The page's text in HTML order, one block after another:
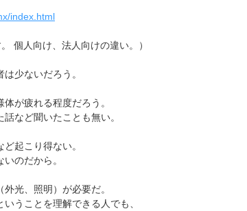
index.html
個人向け、法人向けの違い。）
少ないだろう。
が疲れる程度だろう。
など聞いたことも無い。
起こり得ない。
のだから。
光、照明）が必要だ。
うことを理解できる人でも、